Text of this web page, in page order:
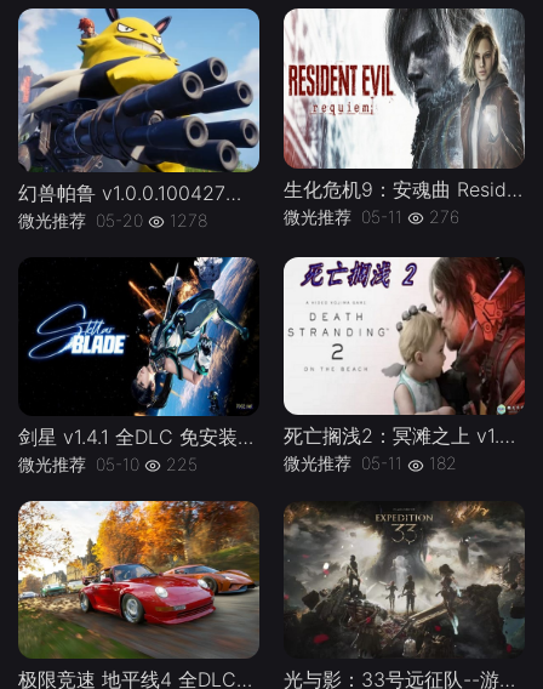
幻兽帕鲁 v1.0.0.100427正式版Palworld-官方中文|支持手柄|容量38.3G-游戏本体
微光推荐 05-20 1278
生化危机9：安魂曲 Resident Evil Requiem Build.22472737 全DLC 中文免安装版-下载-游戏本体-绿色免安装-解压即玩~
微光推荐 05-11 276
剑星 v1.4.1 全DLC 免安装中文版--游戏本体-绿色免安装-解压即玩~
微光推荐 05-10 225
死亡搁浅2：冥滩之上 v1.0.46.0--游戏本体-绿色免安装-解压即玩~
微光推荐 05-11 182
极限竞速 地平线4 全DLC终极版---游戏本体-绿色免安装-解压即玩~ 光与影：33号远征队--游戏本体-绿色免安装-解压即玩~